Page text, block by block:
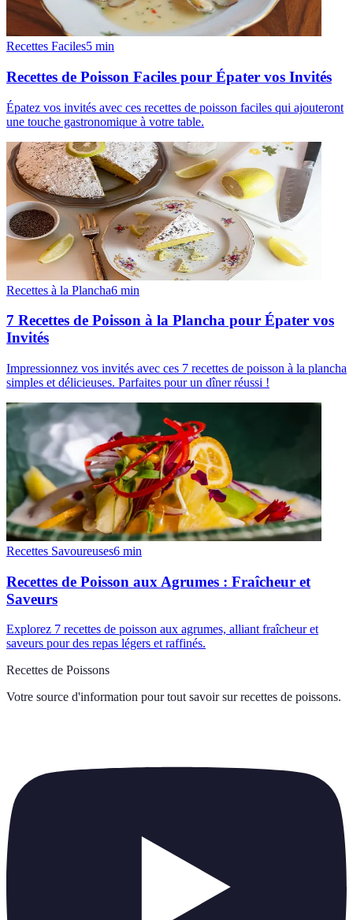
Recettes Faciles5 min
Recettes de Poisson Faciles pour Épater vos Invités
Épatez vos invités avec ces recettes de poisson faciles qui ajouteront
une touche gastronomique à votre table.
Recettes à la Plancha6 min
7 Recettes de Poisson à la Plancha pour Épater vos
Invités
Impressionnez vos invités avec ces 7 recettes de poisson à la plancha
simples et délicieuses. Parfaites pour un dîner réussi !
Recettes Savoureuses6 min
Recettes de Poisson aux Agrumes : Fraîcheur et
Saveurs
Explorez 7 recettes de poisson aux agrumes, alliant fraîcheur et
saveurs pour des repas légers et raffinés.
Recettes de Poissons
Votre source d'information pour tout savoir sur recettes de poissons.